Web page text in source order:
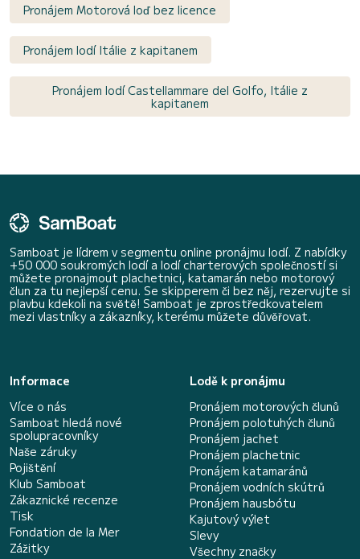
Pronájem Motorová loď bez licence
Pronájem lodí Itálie z kapitanem
Pronájem lodí Castellammare del Golfo, Itálie z
kapitanem
Samboat je lídrem v segmentu online pronájmu lodí. Z nabídky
+50 000 soukromých lodí a lodí charterových společností si
můžete pronajmout plachetnici, katamarán nebo motorový
člun za tu nejlepší cenu. Se skipperem či bez něj, rezervujte si
plavbu kdekoli na světě! Samboat je zprostředkovatelem
mezi vlastníky a zákazníky, kterému můžete důvěřovat.
Informace
Více o nás
Samboat hledá nové
spolupracovníky
Naše záruky
Pojištění
Klub Samboat
Zákaznické recenze
Tisk
Fondation de la Mer
Zážitky
Lodě k pronájmu
Pronájem motorových člunů
Pronájem polotuhých člunů
Pronájem jachet
Pronájem plachetnic
Pronájem katamaránů
Pronájem vodních skútrů
Pronájem hausbótu
Kajutový výlet
Slevy
Všechny značky